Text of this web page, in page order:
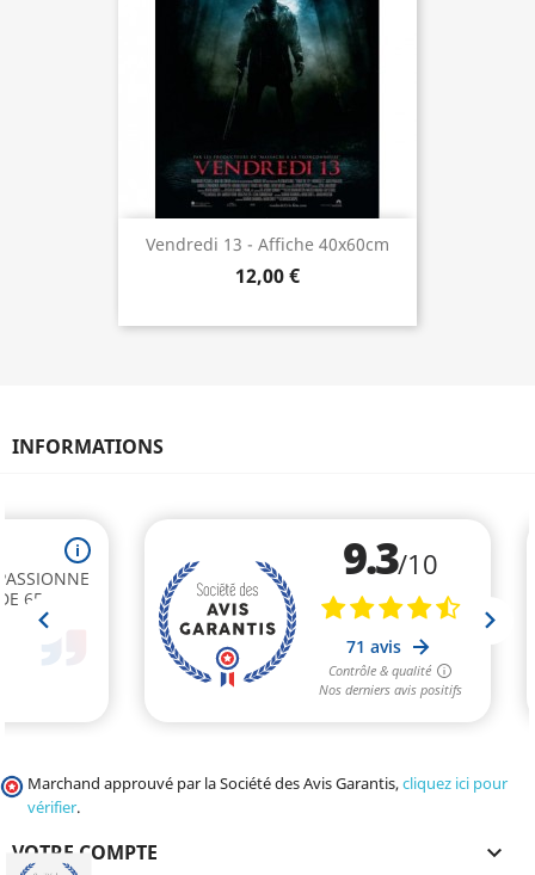
Vendredi 13 - Affiche 40x60cm
12,00 €
INFORMATIONS
Marchand approuvé par la Société des Avis Garantis,cliquez ici pour
vérifier.
VOTRE COMPTE 